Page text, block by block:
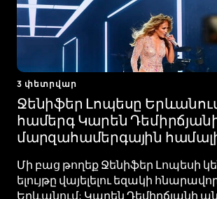
3 փետրվար
Ջենիֆեր Լոպեսը
համերգ Կարեն
մարզահամերգային
Մի բաց թողեք Ջենիֆեր Լոպեսի
ելույթը վայելելու եզակի
Երևանում: Կարեն Դեմիրճյանի